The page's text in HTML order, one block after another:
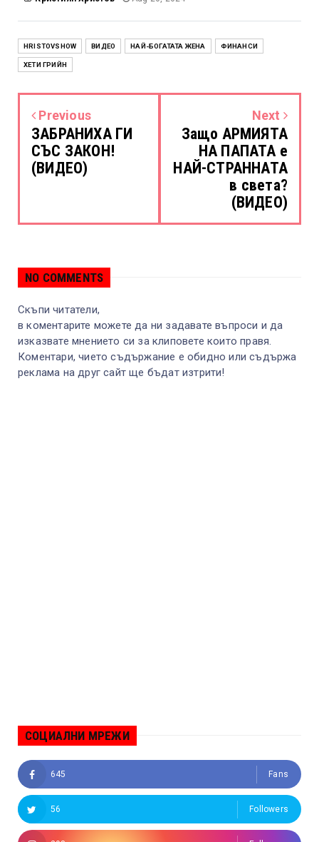
HRISTOVSHOW ВИДЕО НАЙ-БОГАТАТА ЖЕНА ФИНАНСИ
ХЕТИ ГРИЙН
Previous
ЗАБРАНИХА ГИ
СЪС ЗАКОН!
(ВИДЕО)
Next
Защо АРМИЯТА
НА ПАПАТА е
НАЙ-СТРАННАТА
в света?
(ВИДЕО)
NO COMMENTS
Скъпи читатели,
в коментарите можете да ни задавате въпроси и да
изказвате мнението си за клиповете които правя.
Коментари, чието съдържание е обидно или съдържа
реклама на друг сайт ще бъдат изтрити!
СОЦИАЛНИ МРЕЖИ
645 Fans
56 Followers